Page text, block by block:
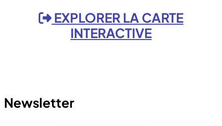
EXPLORER LA CARTE
INTERACTIVE
Newsletter